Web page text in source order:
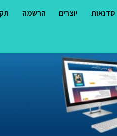
סדנאות יוצרים הרשמה